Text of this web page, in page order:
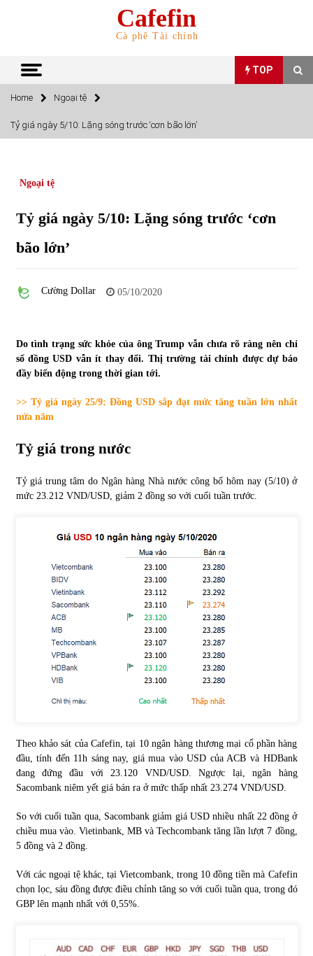
Cafefin
Cà phê Tài chính
TOP
TOP
Top 10 mặt hàng Việt Nam nhập khẩu nhiều nhất tháng
5/2022
5/2022
Tự doanh ngày 3.6.2022: CTCK mua ròng 28,7 tỷ đồng
06/06/2022
Top 10 tỷ phú giàu nhất thế giới – Bảng xếp hạng 2022
31/05/2022
S&P Ratings cập nhật xếp hạng tín nhiệm của
Vietcombank và Eximbank
31/05/2022
Chứng khoán ngày 30/5/2022: Top 10 cổ phiếu nổi bật
31/05/2022
09/11/2021
Chứng khoán ngày 12/10/2021: Top 10 cổ phiếu nổi bật
Home Ngoại tệ
Tỷ giá ngày 5/10: Lặng sóng trước ‘cơn bão lớn’
Ngoại tệ
Tỷ giá ngày 5/10: Lặng sóng trước ‘cơn
bão lớn’
Cường Dollar 05/10/2020
Do tình trạng sức khỏe của ông Trump vẫn chưa rõ ràng nên chỉ
số đồng USD vẫn ít thay đổi. Thị trường tài chính được dự báo
đầy biến động trong thời gian tới.
>> Tỷ giá ngày 25/9: Đồng USD sắp đạt mức tăng tuần lớn nhất
nửa năm
Tỷ giá trong nước
Tỷ giá trung tâm do Ngân hàng Nhà nước công bố hôm nay (5/10) ở
mức 23.212 VND/USD, giảm 2 đồng so với cuối tuần trước.
Theo khảo sát của Cafefin, tại 10 ngân hàng thương mại cổ phần hàng
đầu, tính đến 11h sáng nay, giá mua vào USD của ACB và HDBank
đang đứng đầu với 23.120 VND/USD. Ngược lại, ngân hàng
Sacombank niêm yết giá bán ra ở mức thấp nhất 23.274 VND/USD.
So với cuối tuần qua, Sacombank giảm giá USD nhiều nhất 22 đồng ở
chiều mua vào. Vietinbank, MB và Techcombank tăng lần lượt 7 đồng,
5 đồng và 2 đồng.
Với các ngoại tệ khác, tại Vietcombank, trong 10 đồng tiền mà Cafefin
chọn lọc, sáu đồng được điều chỉnh tăng so với cuối tuần qua, trong đó
GBP lên mạnh nhất với 0,55%.